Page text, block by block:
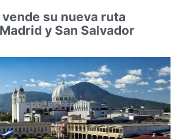
su nueva ruta
y San Salvador